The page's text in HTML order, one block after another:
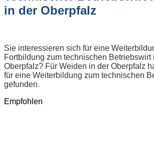
in der Oberpfalz
Sie interessieren sich für eine
Fortbildung zum technischen Betriebswirt
Oberpfalz? Für Weiden in der Oberpfalz
für eine Weiterbildung zum technischen
gefunden.
Empfohlen